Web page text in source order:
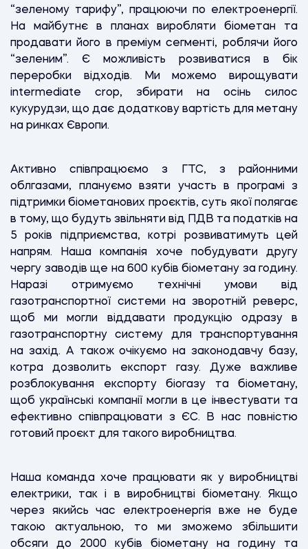
“зеленому тарифу”, працюючи по електроенергії.
На майбутнє в планах виробляти біометан та
продавати його в преміум сегменті, роблячи його
“зеленим”. Є можливість розвиватися в бік
переробки відходів. Ми можемо вирощувати
intermediate crop, збирати на осінь силос
кукурудзи, що дає додаткову вартість для метану
на ринках Європи.
Активно співпрацюємо з ГТС, з районними
облгазами, плануємо взяти участь в програмі з
підтримки біометанових проєктів, суть якої полягає
в тому, що будуть звільняти від ПДВ та податків на
5 років підприємства, котрі розвиватимуть цей
напрям. Наша компанія хоче побудувати другу
чергу заводів ще на 600 кубів біометану за годину.
Наразі отримуємо технічні умови від
газотранспортної системи на зворотній реверс,
щоб ми могли віддавати продукцію одразу в
газотранспортну систему для транспортування
на захід. А також очікуємо на законодавчу базу,
котра дозволить експорт газу. Дуже важливе
розблокування експорту біогазу та біометану,
щоб українські компанії могли в це інвестувати та
ефективно співпрацювати з ЄС. В нас повністю
готовий проєкт для такого виробництва.
Наша команда хоче працювати як у виробництві
електрики, так і в виробництві біометану. Якщо
через якийсь час електроенергія вже не буде
такою актуальною, то ми зможемо збільшити
обсяги до 2000 кубів біометану на годину та